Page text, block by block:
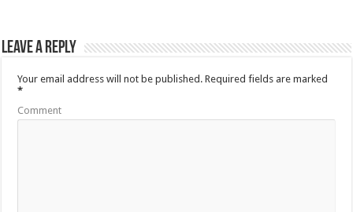
Leave a Reply
Your email address will not be published. Required fields are marked
*
Comment